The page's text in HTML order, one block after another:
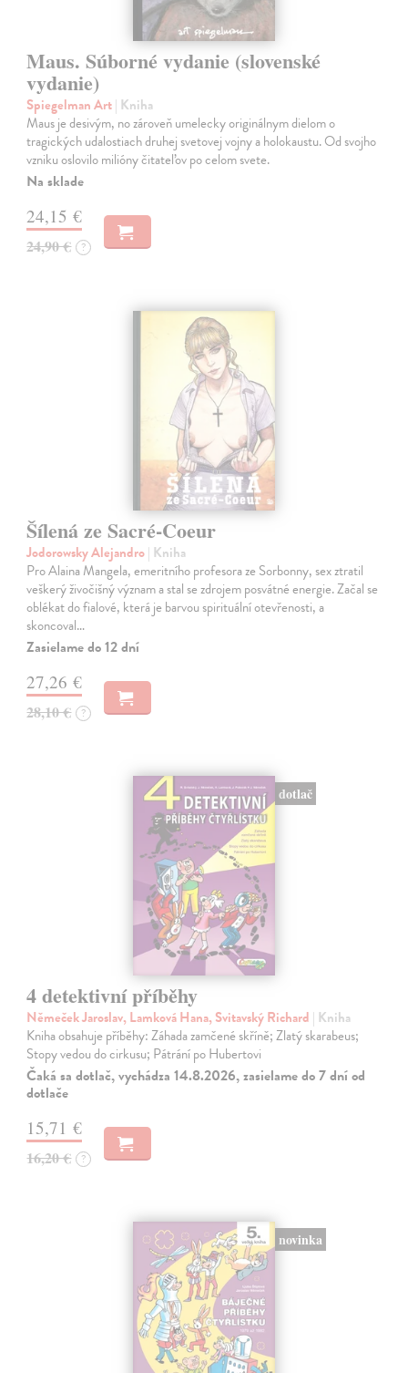
Maus. Súborné vydanie (slovenské
vydanie)
Spiegelman Art| Kniha
Maus je desivým, no zároveň umelecky originálnym dielom o
tragických udalostiach druhej svetovej vojny a holokaustu. Od svojho
vzniku oslovilo milióny čitateľov po celom svete.
Na sklade
24,15 €
24,90 € ?
Šílená ze Sacré-Coeur
Jodorowsky Alejandro| Kniha
Pro Alaina Mangela, emeritního profesora ze Sorbonny, sex ztratil
veškerý živočišný význam a stal se zdrojem posvátné energie. Začal se
oblékat do fialové, která je barvou spirituální otevřenosti, a
skoncoval…
Zasielame do 12 dní
27,26 €
28,10 € ?
dotlač
4 detektivní příběhy
Němeček Jaroslav, Lamková Hana, Svitavský Richard | Kniha
Kniha obsahuje příběhy: Záhada zamčené skříně; Zlatý skarabeus;
Stopy vedou do cirkusu; Pátrání po Hubertovi
Čaká sa dotlač, vychádza 14.8.2026, zasielame do 7 dní od
dotlače
15,71 €
16,20 € ?
novinka